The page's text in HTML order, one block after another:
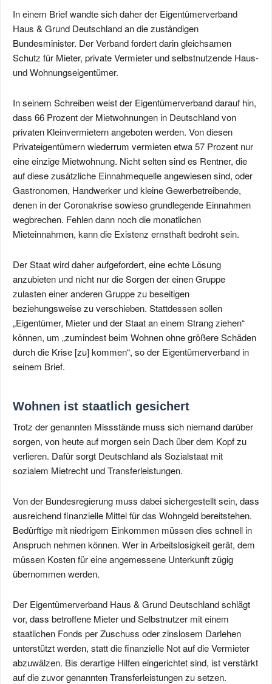
In einem Brief wandte sich daher der Eigentümerverband
Haus & Grund Deutschland an die zuständigen
Bundesminister. Der Verband fordert darin gleichsamen
Schutz für Mieter, private Vermieter und selbstnutzende Haus-
und Wohnungseigentümer.
In seinem Schreiben weist der Eigentümerverband darauf hin,
dass 66 Prozent der Mietwohnungen in Deutschland von
privaten Kleinvermietern angeboten werden. Von diesen
Privateigentümern wiederrum vermieten etwa 57 Prozent nur
eine einzige Mietwohnung. Nicht selten sind es Rentner, die
auf diese zusätzliche Einnahmequelle angewiesen sind, oder
Gastronomen, Handwerker und kleine Gewerbetreibende,
denen in der Coronakrise sowieso grundlegende Einnahmen
wegbrechen. Fehlen dann noch die monatlichen
Mieteinnahmen, kann die Existenz ernsthaft bedroht sein.
Der Staat wird daher aufgefordert, eine echte Lösung
anzubieten und nicht nur die Sorgen der einen Gruppe
zulasten einer anderen Gruppe zu beseitigen
beziehungsweise zu verschieben. Stattdessen sollen
„Eigentümer, Mieter und der Staat an einem Strang ziehen“
können, um „zumindest beim Wohnen ohne größere Schäden
durch die Krise [zu] kommen“, so der Eigentümerverband in
seinem Brief.
Wohnen ist staatlich gesichert
Trotz der genannten Missstände muss sich niemand darüber
sorgen, von heute auf morgen sein Dach über dem Kopf zu
verlieren. Dafür sorgt Deutschland als Sozialstaat mit
sozialem Mietrecht und Transferleistungen.
Von der Bundesregierung muss dabei sichergestellt sein, dass
ausreichend finanzielle Mittel für das Wohngeld bereitstehen.
Bedürftige mit niedrigem Einkommen müssen dies schnell in
Anspruch nehmen können. Wer in Arbeitslosigkeit gerät, dem
müssen Kosten für eine angemessene Unterkunft zügig
übernommen werden.
Der Eigentümerverband Haus & Grund Deutschland schlägt
vor, dass betroffene Mieter und Selbstnutzer mit einem
staatlichen Fonds per Zuschuss oder zinslosem Darlehen
unterstützt werden, statt die finanzielle Not auf die Vermieter
abzuwälzen. Bis derartige Hilfen eingerichtet sind, ist verstärkt
auf die zuvor genannten Transferleistungen zu setzen.